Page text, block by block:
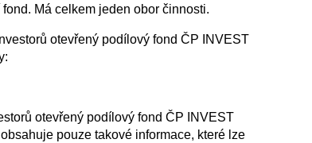
Má celkem jeden obor činnosti.
otevřený podílový fond ČP INVEST
otevřený podílový fond ČP INVEST
pouze takové informace, které lze